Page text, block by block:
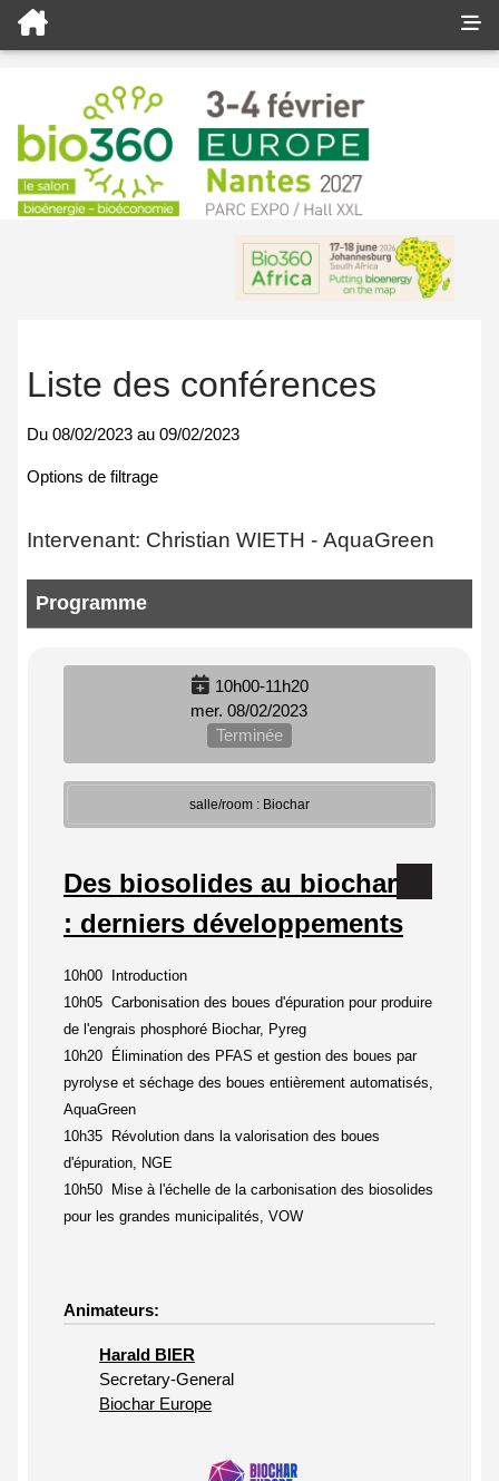
Liste des conférences
Du 08/02/2023 au 09/02/2023
Options de filtrage
Intervenant: Christian WIETH - AquaGreen
Programme
10h00-11h20
mer. 08/02/2023
Terminée
salle/room : Biochar
Des biosolides au biochar
: derniers développements
10h00 Introduction
10h05 Carbonisation des boues d'épuration pour produire
de l'engrais phosphoré Biochar, Pyreg
10h20 Élimination des PFAS et gestion des boues par
pyrolyse et séchage des boues entièrement automatisés,
AquaGreen
10h35 Révolution dans la valorisation des boues
d'épuration, NGE
10h50 Mise à l'échelle de la carbonisation des biosolides
pour les grandes municipalités, VOW
Animateurs:
Harald BIER
Secretary-General
Biochar Europe